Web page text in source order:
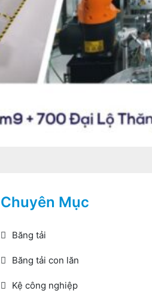
Chuyên Mục
Băng tải
Băng tải con lăn
Kệ công nghiệp